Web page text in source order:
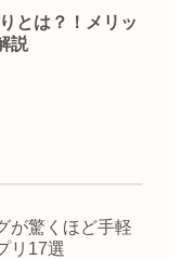
とは？！メリッ
説
が驚くほど手軽
リ17選